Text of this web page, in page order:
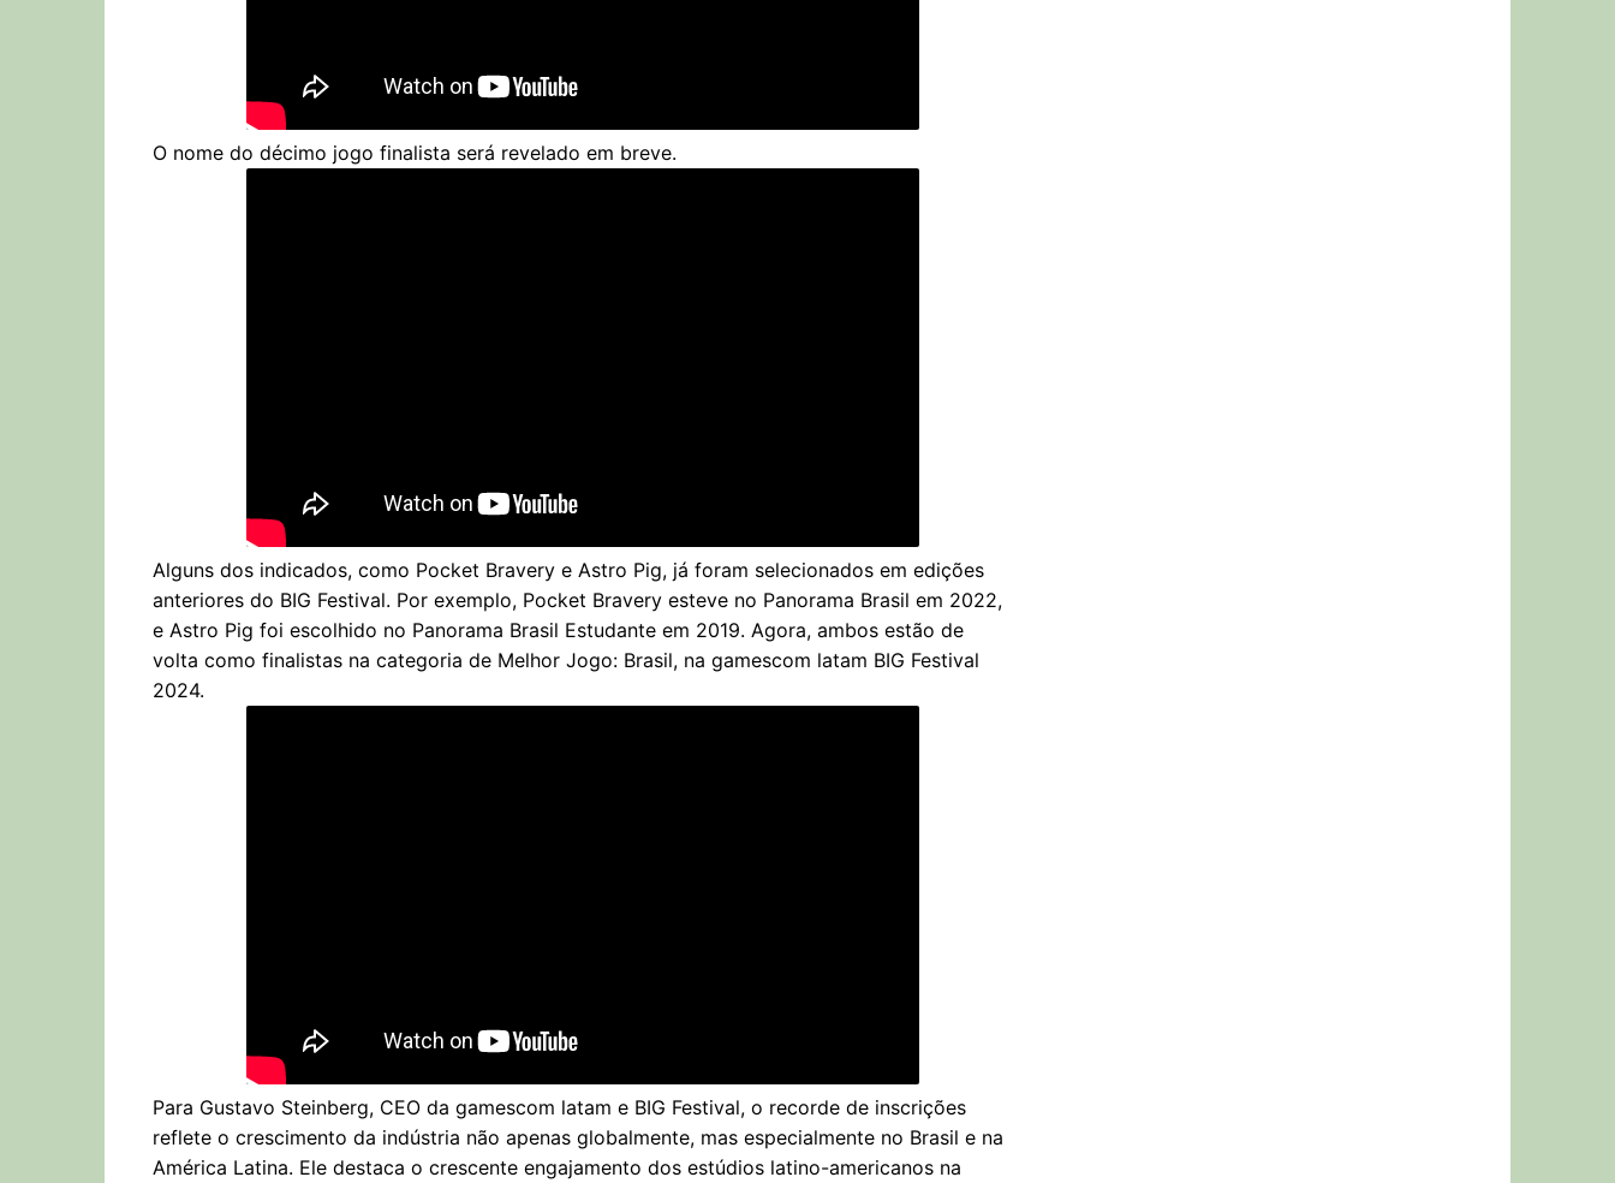
O nome do décimo jogo finalista será revelado em breve.
Alguns dos indicados, como Pocket Bravery e Astro Pig, já foram selecionados em edições
anteriores do BIG Festival. Por exemplo, Pocket Bravery esteve no Panorama Brasil em 2022,
e Astro Pig foi escolhido no Panorama Brasil Estudante em 2019. Agora, ambos estão de
volta como finalistas na categoria de Melhor Jogo: Brasil, na gamescom latam BIG Festival
2024.
Para Gustavo Steinberg, CEO da gamescom latam e BIG Festival, o recorde de inscrições
reflete o crescimento da indústria não apenas globalmente, mas especialmente no Brasil e na
América Latina. Ele destaca o crescente engajamento dos estúdios latino-americanos na